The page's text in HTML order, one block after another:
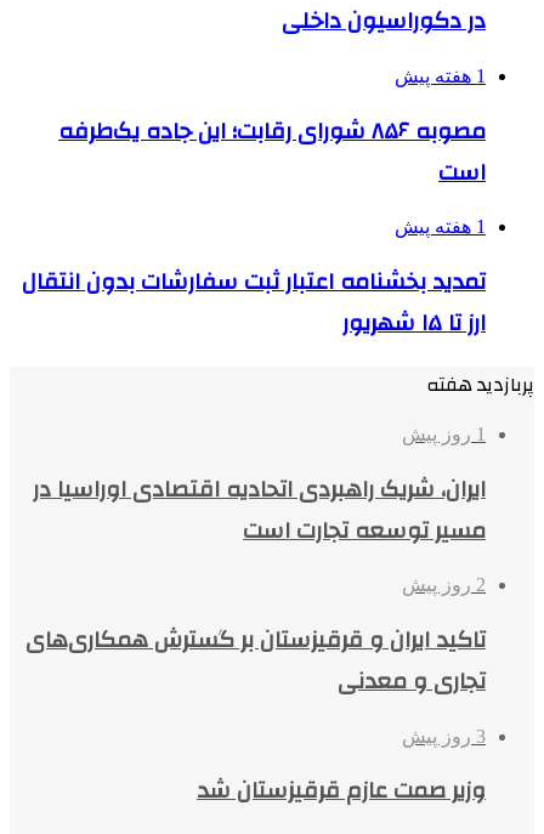
در دکوراسیون داخلی
1 هفته پیش
مصوبه ۸۵۶ شورای رقابت؛ این جاده یک‌طرفه
است
1 هفته پیش
تمدید بخشنامه اعتبار ثبت سفارشات بدون انتقال
ارز تا ۱۵ شهریور
پربازدید هفته
1 روز پیش
ایران، شریک راهبردی اتحادیه اقتصادی اوراسیا در
مسیر توسعه تجارت است
2 روز پیش
تاکید ایران و قرقیزستان بر گسترش همکاری‌های
تجاری و معدنی
3 روز پیش
وزیر صمت عازم قرقیزستان شد